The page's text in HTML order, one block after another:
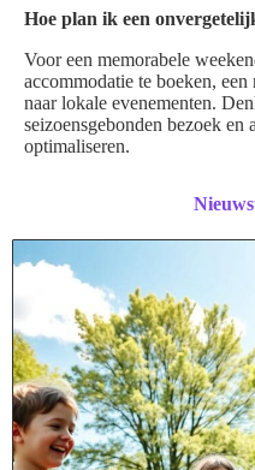
Hoe plan ik een
Voor een memorabele
accommodatie te boeken,
naar lokale evenementen.
seizoensgebonden bezoek
optimaliseren.